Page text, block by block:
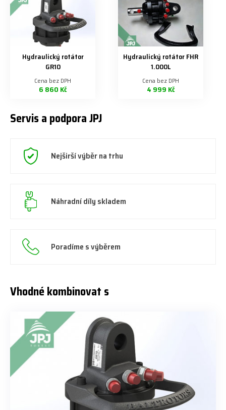
Hydraulický rotátor
GR10
Cena bez DPH
6 860 Kč
Hydraulický rotátor FHR
1.000L
Cena bez DPH
4 999 Kč
Servis a podpora JPJ
Nejširší výběr na trhu
Náhradní díly skladem
Poradíme s výběrem
Vhodné kombinovat s